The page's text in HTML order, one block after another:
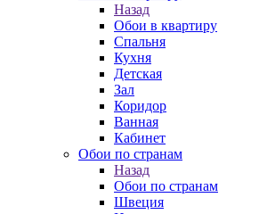
Назад
Обои в квартиру
Спальня
Кухня
Детская
Зал
Коридор
Ванная
Кабинет
Обои по странам
Назад
Обои по странам
Швеция